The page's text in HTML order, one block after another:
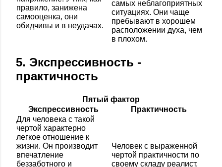
правило, занижена
самооценка, они
обидчивы и в неудачах.
самых неблагоприятных
ситуациях. Они чаще
пребывают в хорошем
расположении духа, чем
в плохом.
5. Экспрессивность -
практичность
Пятый фактор
Экспрессивность
Практичность
Для человека с такой
чертой характерно
легкое отношение к
жизни. Он производит
впечатление
беззаботного и
Человек с выраженной
чертой практичности по
своему складу реалист,